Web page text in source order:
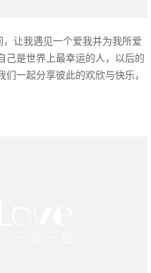
让我遇见一个爱我并为我所爱
己是世界上最幸运的人，以后的
一起分享彼此的欢欣与快乐，